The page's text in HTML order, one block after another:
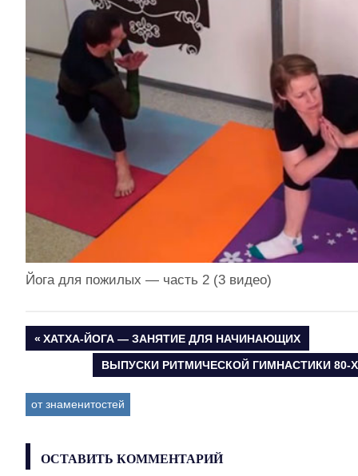
Йога для пожилых — часть 2 (3 видео)
Навигация
по
записям
ПРЕДЫДУЩАЯ
ЗАПИСЬ:
ХАТХА-ЙОГА — ЗАНЯТИЕ ДЛЯ НАЧИНАЮЩИХ
СЛЕДУЮЩАЯ
ВЫПУСКИ РИТМИЧЕСКОЙ ГИМНАСТИКИ 80-
от знаменитостей
ОСТАВИТЬ КОММЕНТАРИЙ